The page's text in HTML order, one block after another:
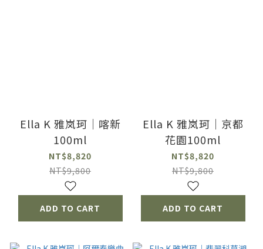
Ella K 雅岚珂｜喀新
100ml
NT$8,820
NT$9,800
ADD TO CART
Ella K 雅岚珂｜京都
花園100ml
NT$8,820
NT$9,800
ADD TO CART